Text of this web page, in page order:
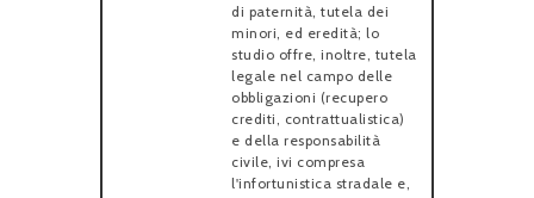
di paternità, tutela dei
minori, ed eredità; lo
studio offre, inoltre, tutela
legale nel campo delle
obbligazioni (recupero
crediti, contrattualistica)
e della responsabilità
civile, ivi compresa
l'infortunistica stradale e,